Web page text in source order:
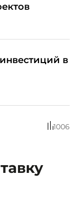
в
1006